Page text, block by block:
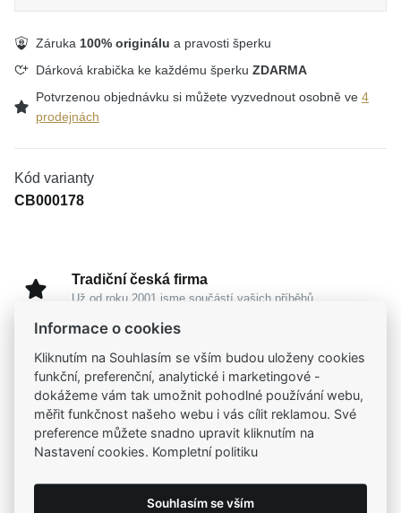
Záruka 100% originálu a pravosti šperku
Dárková krabička ke každému šperku ZDARMA
Potvrzenou objednávku si můžete vyzvednout osobně ve 4
prodejnách
Kód varianty
CB000178
Tradiční česká firma
Už od roku 2001 jsme součástí vašich příběhů
Široký výběr produktů
Na našem e-shopu máte výběr z tisíců šperků
Garance vysoké kvality
Certifikáty původu a kvality k vybraným šperkům
Kamenné prodejny
Informace o cookies
Kliknutím na Souhlasím se vším budou uloženy cookies
funkční, preferenční, analytické i marketingové -
dokážeme vám tak umožnit pohodlné používání webu,
měřit funkčnost našeho webu i vás cílit reklamou. Své
preference můžete snadno upravit kliknutím na
Nastavení cookies. Kompletní politiku
Souhlasím se vším